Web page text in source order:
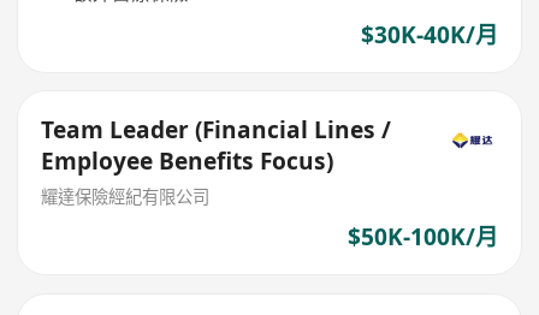
$30K-40K/月
Team Leader (Financial Lines /
Employee Benefits Focus)
耀達保險經紀有限公司
$50K-100K/月